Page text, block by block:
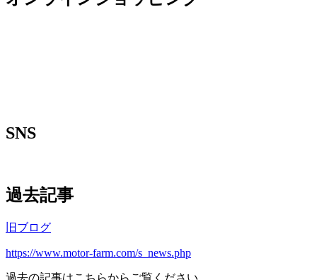
SNS
過去記事
旧ブログ
https://www.motor-farm.com/s_news.php